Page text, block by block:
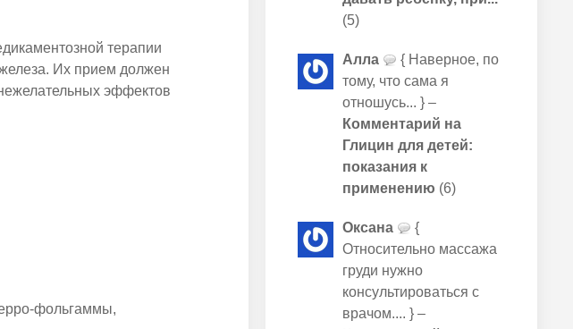
терапии
Их прием должен
эффектов
фольгаммы,
(5)
Алла
{ Наверное, по
тому, что сама я
отношусь... } –
Комментарий на
Глицин для детей:
показания к
применению (6)
Оксана
{
Относительно массажа
груди нужно
консультироваться с
врачом.... } –